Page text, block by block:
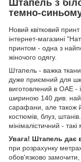
Штапель з
темно-
Новий квітковий
інтернет-магазині
принтом - одна з
жіночого одягу.
Штапель - важка
дуже приємний для
виготовлений в ОАЕ -
шириною 140 див.
сарафани, але також
костюмів, блуз,
мінімалістичний -
Увага! Штапель дає
при розрахунку
обов'язково